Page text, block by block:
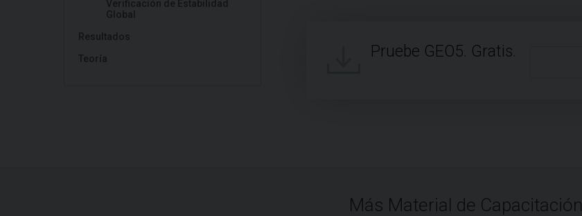
Verificación de Estabilidad
Global
Resultados
Teoría
Pruebe GEO5. Gratis.
Más Material de Capacitación